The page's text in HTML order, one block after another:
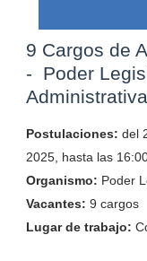
9 Cargos de
- Poder
Postulaciones: del
2025, hasta las
Organismo: Poder
Vacantes: 9 cargos
Lugar de trabajo: